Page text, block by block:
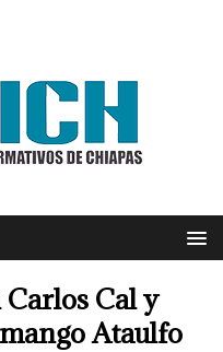
Cal y
Ataulfo